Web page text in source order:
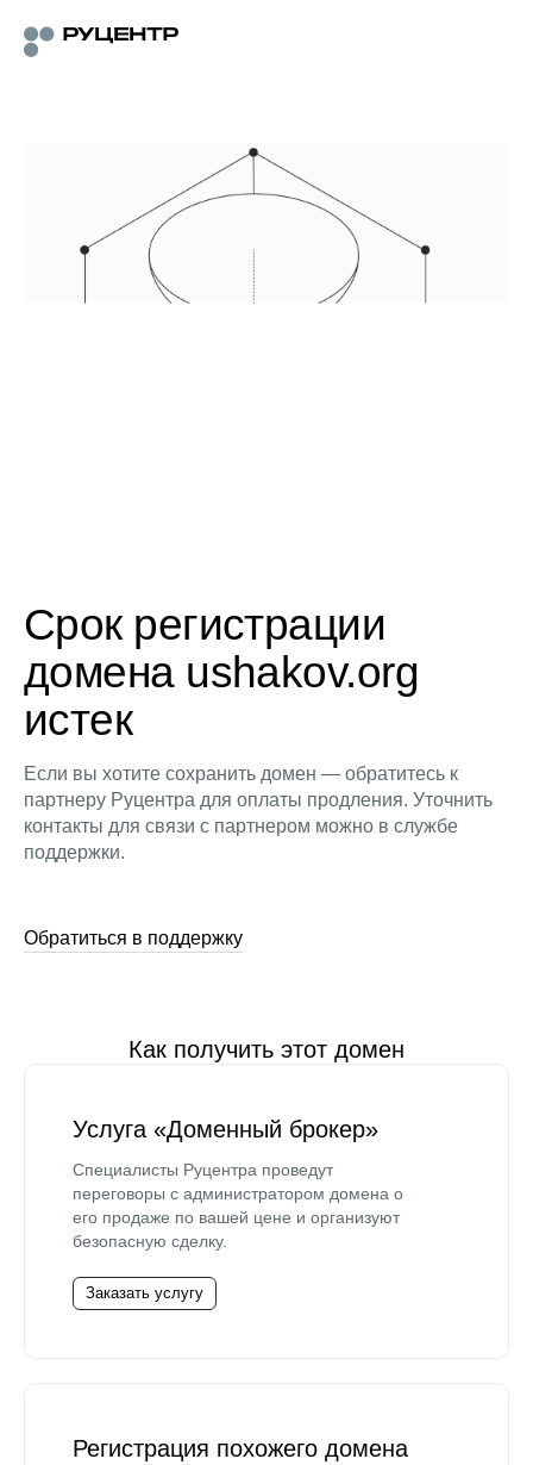
Срок регистрации
домена ushakov.org
истек
Если вы хотите сохранить домен — обратитесь к
партнеру Руцентра для оплаты продления. Уточнить
контакты для связи с партнером можно в службе
поддержки.
Обратиться в поддержку
Как получить этот домен
Услуга «Доменный брокер»
Специалисты Руцентра проведут
переговоры с администратором домена о
его продаже по вашей цене и организуют
безопасную сделку.
Заказать услугу
Регистрация похожего домена